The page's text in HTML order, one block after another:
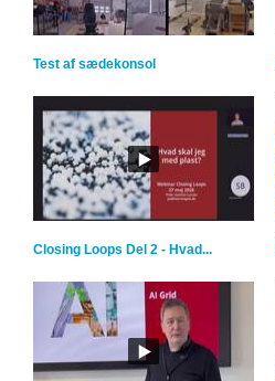
Test af sædekonsol
Closing Loops Del 2 - Hvad...